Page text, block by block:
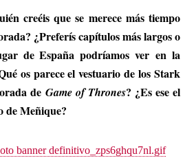
creéis que se merece más tiempo
¿Preferís capítulos más largos o
de España podríamos ver en la
os parece el vestuario de los Stark
de Game of Thrones? ¿Es ese el
de Meñique?